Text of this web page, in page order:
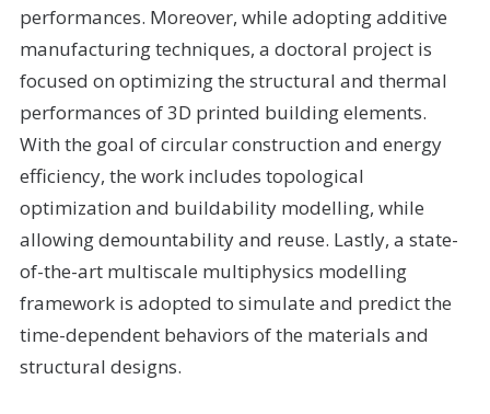
performances. Moreover, while adopting additive
manufacturing techniques, a doctoral project is
focused on optimizing the structural and thermal
performances of 3D printed building elements.
With the goal of circular construction and energy
efficiency, the work includes topological
optimization and buildability modelling, while
allowing demountability and reuse. Lastly, a state-
of-the-art multiscale multiphysics modelling
framework is adopted to simulate and predict the
time-dependent behaviors of the materials and
structural designs.